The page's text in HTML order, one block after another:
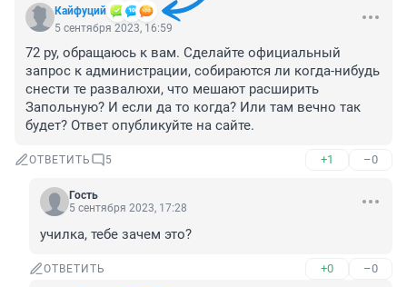
Кайфуций
5 сентября 2023, 16:59
72 ру, обращаюсь к вам. Сделайте официальный
запрос к администрации, собираются ли когда-нибудь
снести те развалюхи, что мешают расширить
Запольную? И если да то когда? Или там вечно так
будет? Ответ опубликуйте на сайте.
ОТВЕТИТЬ 5 +1 –0
Гость
5 сентября 2023, 17:28
училка, тебе зачем это?
ОТВЕТИТЬ +0 –0